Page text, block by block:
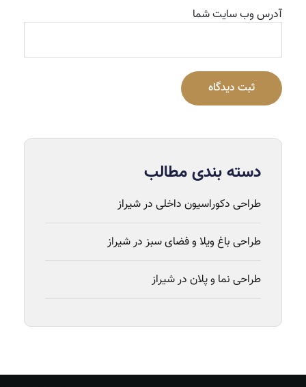
آدرس وب سایت شما
ثبت دیدگاه
دسته بندی مطالب
طراحی دکوراسیون داخلی در شیراز
طراحی باغ ویلا و فضای سبز در شیراز
طراحی نما و پلان در شیراز